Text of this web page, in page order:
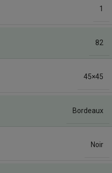
1
82
45×45
Bordeaux
Noir